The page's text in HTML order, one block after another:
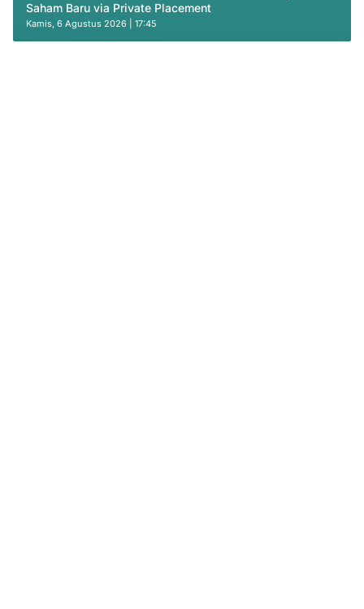
Saham Baru via Private Placement
Kamis, 6 Agustus 2026 | 17:45